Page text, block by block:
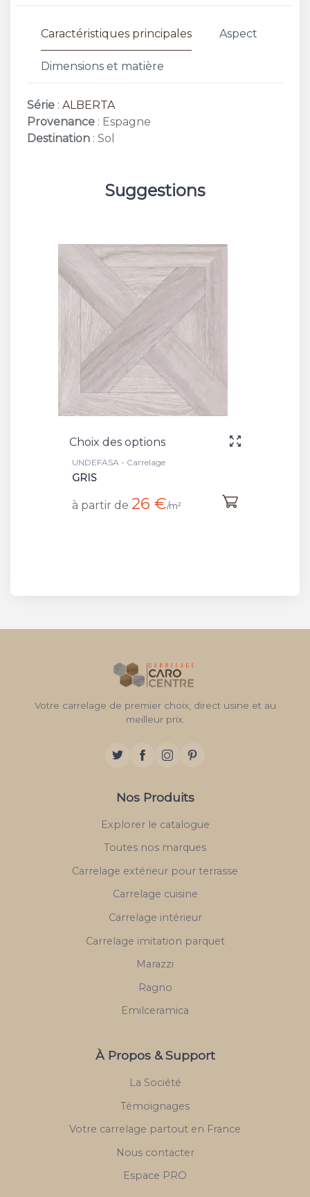
Caractéristiques principales Aspect
Dimensions et matière
Série : ALBERTA
Provenance : Espagne
Destination : Sol
Suggestions
Choix des options
UNDEFASA - Carrelage
GRIS
à partir de 26 €/m²
Votre carrelage de premier choix, direct usine et au
meilleur prix.
Nos Produits
Explorer le catalogue
Toutes nos marques
Carrelage extérieur pour terrasse
Carrelage cuisine
Carrelage intérieur
Carrelage imitation parquet
Marazzi
Ragno
Emilceramica
À Propos & Support
La Société
Témoignages
Votre carrelage partout en France
Nous contacter
Espace PRO